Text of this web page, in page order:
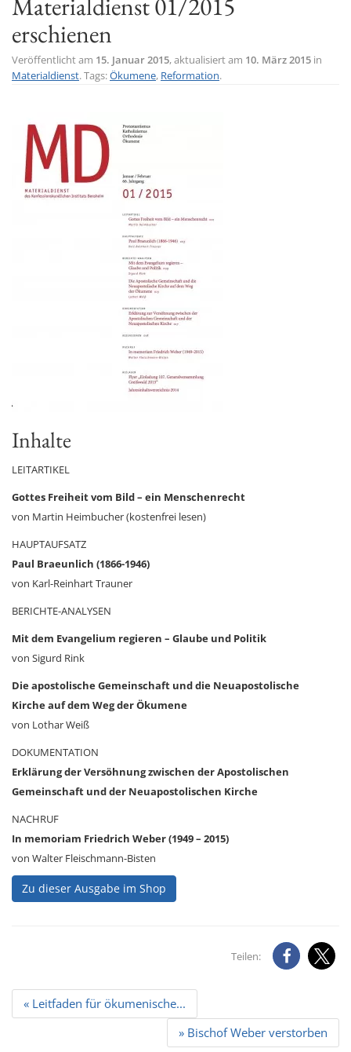
erschienen
Veröffentlicht am 15. Januar 2015, aktualisiert am 10. März 2015 in
Materialdienst. Tags:Ökumene, Reformation.
Inhalte
LEITARTIKEL
Gottes Freiheit vom Bild – ein Menschenrecht
von Martin Heimbucher (kostenfrei lesen)
HAUPTAUFSATZ
Paul Braeunlich (1866-1946)
von Karl-Reinhart Trauner
BERICHTE-ANALYSEN
Mit dem Evangelium regieren – Glaube und Politik
von Sigurd Rink
Die apostolische Gemeinschaft und die Neuapostolische
Kirche auf dem Weg der Ökumene
von Lothar Weiß
DOKUMENTATION
Erklärung der Versöhnung zwischen der Apostolischen
Gemeinschaft und der Neuapostolischen Kirche
NACHRUF
In memoriam Friedrich Weber (1949 – 2015)
von Walter Fleischmann-Bisten
Zu dieser Ausgabe im Shop
Teilen:
Beitrags
Navigation
« Leitfaden für ökumenische...
» Bischof Weber verstorben